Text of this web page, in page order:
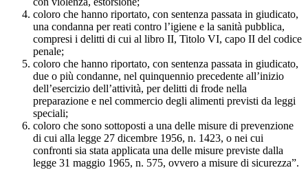
coloro che hanno riportato, con sentenza passata in giudicato,
una condanna per reati contro l’igiene e la sanità pubblica,
compresi i delitti di cui al libro II, Titolo VI, capo II del codice
penale;
coloro che hanno riportato, con sentenza passata in giudicato,
due o più condanne, nel quinquennio precedente all’inizio
dell’esercizio dell’attività, per delitti di frode nella
preparazione e nel commercio degli alimenti previsti da leggi
speciali;
coloro che sono sottoposti a una delle misure di prevenzione
di cui alla legge 27 dicembre 1956, n. 1423, o nei cui
confronti sia stata applicata una delle misure previste dalla
legge 31 maggio 1965, n. 575, ovvero a misure di sicurezza”.